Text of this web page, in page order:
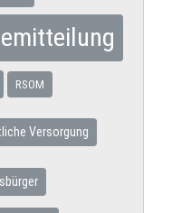
RSOM
Versorgung